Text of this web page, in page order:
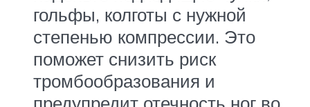
гольфы, колготы с нужной
степенью компрессии. Это
поможет снизить риск
тромбообразования и